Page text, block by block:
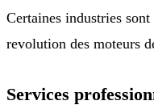
Certaines industries
revolution des moteurs
Services